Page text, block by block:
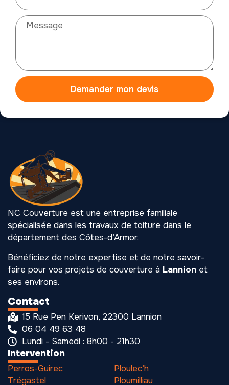
Demander mon devis
NC Couverture est une entreprise familiale
spécialisée dans les travaux de toiture dans le
département des Côtes-d’Armor.
Bénéficiez de notre expertise et de notre savoir-
faire pour vos projets de couverture à Lannion et
ses environs.
Intervention
Perros-Guirec
Trégastel
Ploulec’h
Ploumilliau
Contact
15 Rue Pen Kerivon, 22300 Lannion
06 04 49 63 48
Lundi - Samedi : 8h00 - 21h30